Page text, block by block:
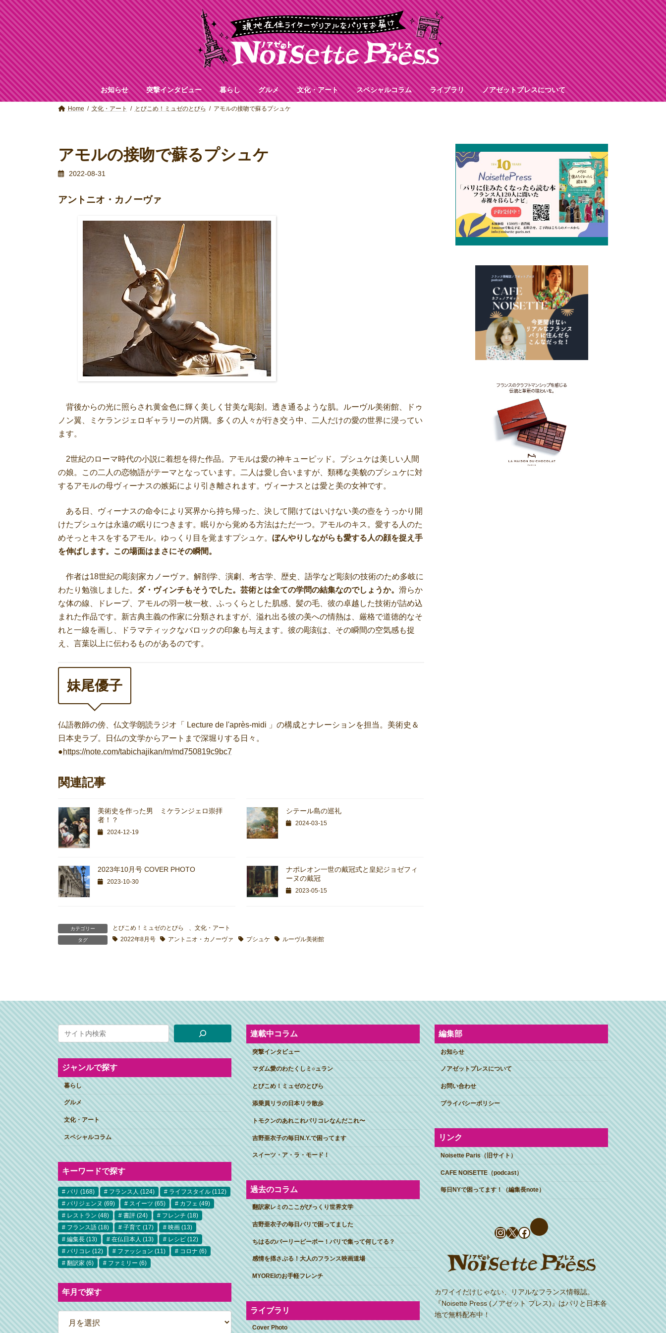
コ
ン
テ
ン
ツ
へ
ス
キ
ッ
プ
ナ
ビ
ゲ
ー
シ
ョ
ン
に
移
動
お知らせ 突撃インタビュー 暮らし グルメ 文化・アート スペシャルコラム ライブラリ ノアゼットプレスについて
Home 文化・アート とびこめ！ミュゼのとびら アモルの接吻で蘇るプシュケ
アモルの接吻で蘇るプシュケ
2022-08-31
アントニオ・カノーヴァ
背後からの光に照らされ黄金色に輝く美しく甘美な彫刻。透き通るような肌。ルーヴル美術館、ドゥ
ノン翼、ミケランジェロギャラリーの片隅。多くの人々が行き交う中、二人だけの愛の世界に浸ってい
ます。
2世紀のローマ時代の小説に着想を得た作品。アモルは愛の神キューピッド。プシュケは美しい人間
の娘。この二人の恋物語がテーマとなっています。二人は愛し合いますが、類稀な美貌のプシュケに対
するアモルの母ヴィーナスの嫉妬により引き離されます。ヴィーナスとは愛と美の女神です。
ある日、ヴィーナスの命令により冥界から持ち帰った、決して開けてはいけない美の壺をうっかり開
けたプシュケは永遠の眠りにつきます。眠りから覚める方法はただ一つ。アモルのキス。愛する人のた
めそっとキスをするアモル。ゆっくり目を覚ますプシュケ。 ぼんやりしながらも愛する人の顔を捉え手
を伸ばします。この場面はまさにその瞬間。
作者は18世紀の彫刻家カノーヴァ。解剖学、演劇、考古学、歴史、語学など彫刻の技術のため多岐に
わたり勉強しました。 ダ・ヴィンチもそうでした。芸術とは全ての学問の結集なのでしょうか。 滑らか
な体の線、ドレープ、アモルの羽一枚一枚、ふっくらとした肌感、髪の毛、彼の卓越した技術が詰め込
まれた作品です。新古典主義の作家に分類されますが、溢れ出る彼の美への情熱は、厳格で道徳的なそ
れと一線を画し、ドラマティックなバロックの印象も与えます。彼の彫刻は、その瞬間の空気感も捉
え、言葉以上に伝わるものがあるのです。
妹尾優子
仏語教師の傍、仏文学朗読ラジオ「 Lecture de l'après-midi 」の構成とナレーションを担当。美術史＆
日本史ラブ。日仏の文学からアートまで深堀りする日々。
●https://note.com/tabichajikan/m/md750819c9bc7
関連記事
美術史を作った男 ミケランジェロ崇拝
者！？
2024-12-19
シテール島の巡礼
2024-03-15
2023年10月号 COVER PHOTO
2023-10-30
ナポレオン一世の戴冠式と皇妃ジョゼフィ
ーヌの戴冠
2023-05-15
カテゴリー とびこめ！ミュゼのとびら 、 文化・アート
タグ 2022年8月号 アントニオ・カノーヴァ プシュケ ルーヴル美術館
ジャンルで探す
暮らし
グルメ
文化・アート
スペシャルコラム
キーワードで探す
パリ (168) フランス人 (124) ライフスタイル (112)
パリジェンヌ (69) スイーツ (65) カフェ (49)
レストラン (48) 書評 (24) フレンチ (18)
フランス語 (18) 子育て (17) 映画 (13)
編集長 (13) 在仏日本人 (13) レシピ (12)
パリコレ (12) ファッション (11) コロナ (6)
翻訳家 (6) ファミリー (6)
年月で探す
ア
ー
カ
連載中コラム
突撃インタビュー
マダム愛のわたくしミ○ュラン
とびこめ！ミュゼのとびら
添乗員リラの日本リラ散歩
トモクンのあれこれパリコレなんだこれ〜
吉野亜衣子の毎日N.Y.で困ってます
スイーツ・ア・ラ・モード！
過去のコラム
翻訳家レミのここがびっくり世界文学
吉野亜衣子の毎日パリで困ってました
ちはるのパーリーピーポー！パリで集って何してる？
感情を揺さぶる！大人のフランス映画道場
MYOREIのお手軽フレンチ
ライブラリ
Cover Photo
編集部
お知らせ
ノアゼットプレスについて
お問い合わせ
プライバシーポリシー
リンク
Noisette Paris（旧サイト）
CAFE NOISETTE（podcast）
毎日NYで困ってます！（編集長note）
Instagram
X Facebook
カワイイだけじゃない、リアルなフランス情報誌。
『Noisette Press (ノアゼット プレス)』はパリと日本各
地で無料配布中！